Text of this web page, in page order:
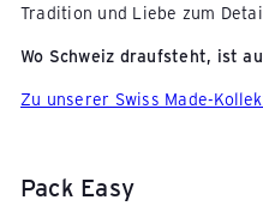
Tradition und Liebe zum
Wo Schweiz draufsteht, ist
Zu unserer Swiss Made-
Pack Easy